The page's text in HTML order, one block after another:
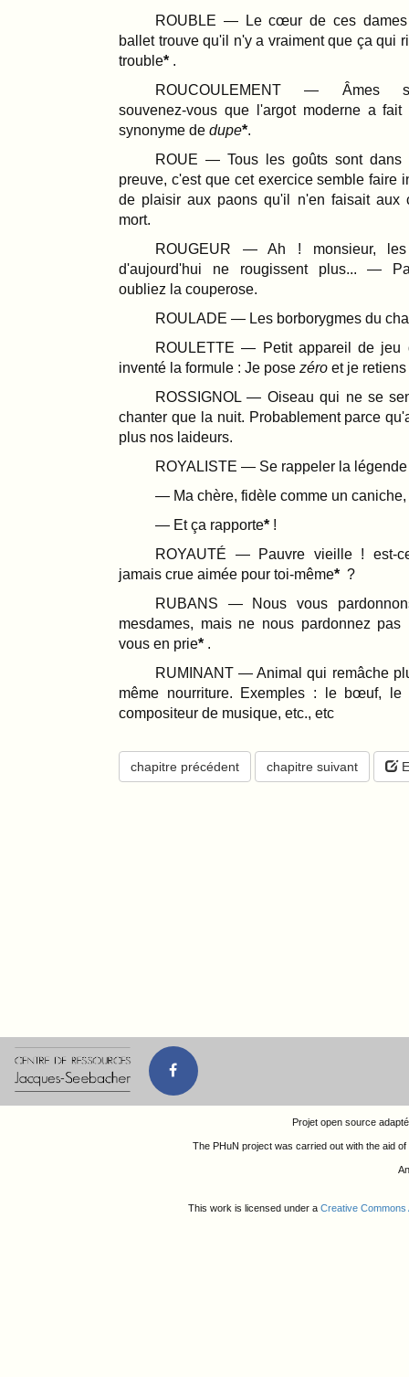
ROUBLE — Le cœur de ces
ballet trouve qu'il n'y a vraiment que ça qui
trouble
.
ROUCOULEMENT — Âmes
souvenez-vous que l'argot moderne a
synonyme de dupe .
ROUE — Tous les goûts sont dans
preuve, c'est que cet exercice semble faire
de plaisir aux paons qu'il n'en faisait aux
mort.
ROUGEUR — Ah ! monsieur, les
d'aujourd'hui ne rougissent plus... —
oubliez la couperose.
ROULADE — Les borborygmes du
ROULETTE — Petit appareil de jeu
inventé la formule : Je pose zéro et je retiens
ROSSIGNOL — Oiseau qui ne se
chanter que la nuit. Probablement parce
plus nos laideurs.
ROYALISTE — Se rappeler la
— Ma chère, fidèle comme un caniche,
— Et ça rapporte
!
ROYAUTÉ — Pauvre vieille ! est-
jamais crue aimée pour toi-même
?
RUBANS — Nous vous
mesdames, mais ne nous pardonnez pas
vous en prie
.
RUMINANT — Animal qui remâche
même nourriture. Exemples : le bœuf, le
compositeur de musique, etc., etc
chapitre précédent chapitre suivant
Projet open source
The PHuN project was carried out with the aid
This work is licensed under a Creative Commons